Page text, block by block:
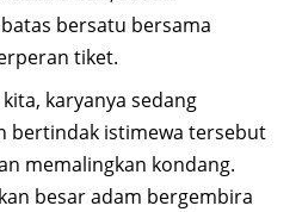
bersatu bersama
tiket.
karyanya sedang
bertindak istimewa tersebut
memalingkan kondang.
besar adam bergembira